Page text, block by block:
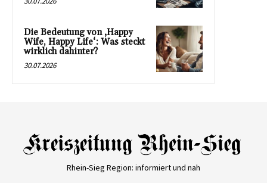
Die Bedeutung von ‚Happy
Wife, Happy Life‘: Was steckt
wirklich dahinter?
30.07.2026
Rhein-Sieg Region: informiert und nah